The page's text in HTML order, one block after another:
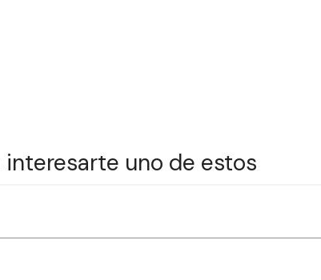
uno de estos